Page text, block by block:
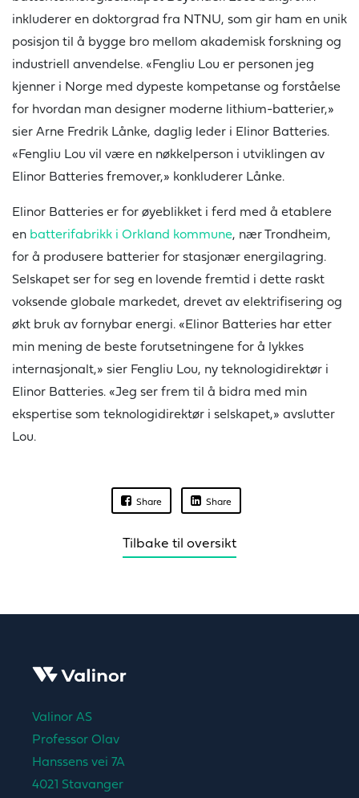
inkluderer en doktorgrad fra NTNU, som gir ham en unik
posisjon til å bygge bro mellom akademisk forskning og
industriell anvendelse. «Fengliu Lou er personen jeg
kjenner i Norge med dypeste kompetanse og forståelse
for hvordan man designer moderne lithium-batterier,»
sier Arne Fredrik Lånke, daglig leder i Elinor Batteries.
«Fengliu Lou vil være en nøkkelperson i utviklingen av
Elinor Batteries fremover,» konkluderer Lånke.
Elinor Batteries er for øyeblikket i ferd med å etablere
en batterifabrikk i Orkland kommune, nær Trondheim,
for å produsere batterier for stasjonær energilagring.
Selskapet ser for seg en lovende fremtid i dette raskt
voksende globale markedet, drevet av elektrifisering og
økt bruk av fornybar energi. «Elinor Batteries har etter
min mening de beste forutsetningene for å lykkes
internasjonalt,» sier Fengliu Lou, ny teknologidirektør i
Elinor Batteries. «Jeg ser frem til å bidra med min
ekspertise som teknologidirektør i selskapet,» avslutter
Lou.
Share Share
Tilbake til oversikt
Valinor AS
Professor Olav
Hanssens vei 7A
4021 Stavanger